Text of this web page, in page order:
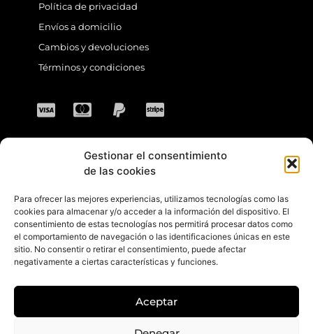
Gestionar el consentimiento
de las cookies
Para ofrecer las mejores experiencias, utilizamos tecnologías como las
cookies para almacenar y/o acceder a la información del dispositivo. El
consentimiento de estas tecnologías nos permitirá procesar datos como
el comportamiento de navegación o las identificaciones únicas en este
sitio. No consentir o retirar el consentimiento, puede afectar
negativamente a ciertas características y funciones.
Aceptar
Política de privacidad
Envíos a domicilio
Cambios y devoluciones
Términos y condiciones
CONTACTO
Dirección: C. Sta. María Magdalena, 14,
41701 Dos Hermanas, Sevilla, España
Teléfono +34 694 46 69 91
E-mail: contacto@gretacloset.com